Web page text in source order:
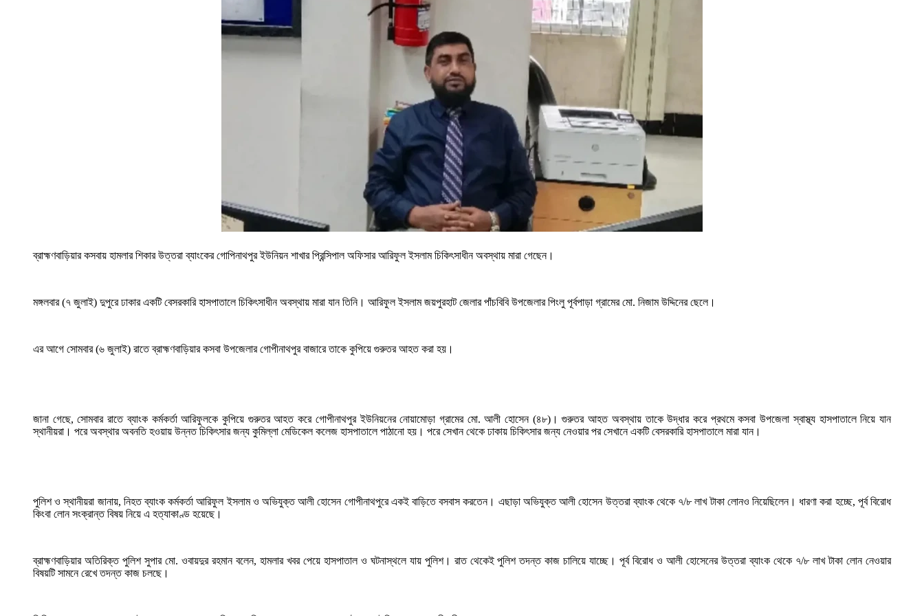
ব্রাহ্মণবাড়িয়ার কসবায় হামলার শিকার উত্তরা ব্যাংকের গোপিনাথপুর ইউনিয়ন শাখার প্রিন্সিপাল অফিসার আরিফুল ইসলাম চিকিৎসাধীন অবস্থায় মারা গেছেন।
মঙ্গলবার (৭ জুলাই) দুপুরে ঢাকার একটি বেসরকারি হাসপাতালে চিকিৎসাধীন অবস্থায় মারা যান তিনি। আরিফুল ইসলাম জয়পুরহাট জেলার পাঁচবিবি উপজেলার পিংলু পূর্বপাড়া গ্রামের মো. নিজাম উদ্দিনের ছেলে।
এর আগে সোমবার (৬ জুলাই) রাতে ব্রাহ্মণবাড়িয়ার কসবা উপজেলার গোপীনাথপুর বাজারে তাকে কুপিয়ে গুরুতর আহত করা হয়।
জানা গেছে, সোমবার রাতে ব্যাংক কর্মকর্তা আরিফুলকে কুপিয়ে গুরুতর আহত করে গোপীনাথপুর ইউনিয়নের নোয়ামোড়া গ্রামের মো. আলী হোসেন (৪৮)। গুরুতর আহত অবস্থায় তাকে উদ্ধার করে প্রথমে কসবা উপজেলা স্বাস্থ্য হাসপাতালে নিয়ে যান
স্থানীয়রা। পরে অবস্থার অবনতি হওয়ায় উন্নত চিকিৎসার জন্য কুমিল্লা মেডিকেল কলেজ হাসপাতালে পাঠানো হয়। পরে সেখান থেকে ঢাকায় চিকিৎসার জন্য নেওয়ার পর সেখানে একটি বেসরকারি হাসপাতালে মারা যান।
পুলিশ ও স্থানীয়রা জানায়, নিহত ব্যাংক কর্মকর্তা আরিফুল ইসলাম ও অভিযুক্ত আলী হোসেন গোপীনাথপুরে একই বাড়িতে বসবাস করতেন। এছাড়া অভিযুক্ত আলী হোসেন উত্তরা ব্যাংক থেকে ৭/৮ লাখ টাকা লোনও নিয়েছিলেন। ধারণা করা হচ্ছে, পূর্ব বিরোধ
কিংবা লোন সংক্রান্ত বিষয় নিয়ে এ হত্যাকাণ্ড হয়েছে।
ব্রাহ্মণবাড়িয়ার অতিরিক্ত পুলিশ সুপার মো. ওবায়দুর রহমান বলেন, হামলার খবর পেয়ে হাসপাতাল ও ঘটনাস্থলে যায় পুলিশ। রাত থেকেই পুলিশ তদন্ত কাজ চালিয়ে যাচ্ছে। পূর্ব বিরোধ ও আলী হোসেনের উত্তরা ব্যাংক থেকে ৭/৮ লাখ টাকা লোন নেওয়ার
বিষয়টি সামনে রেখে তদন্ত কাজ চলছে।